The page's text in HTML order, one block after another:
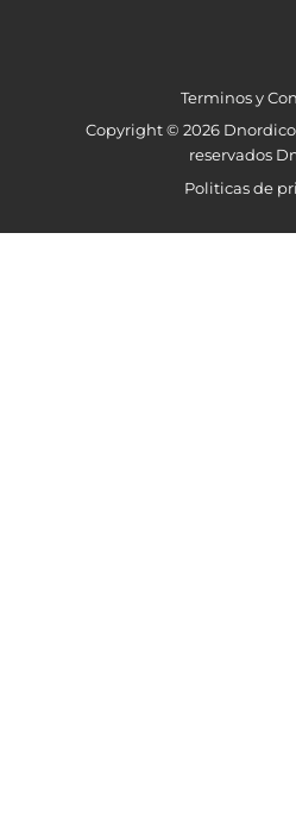
Terminos y
Copyright © 2026
reservados
Politicas de